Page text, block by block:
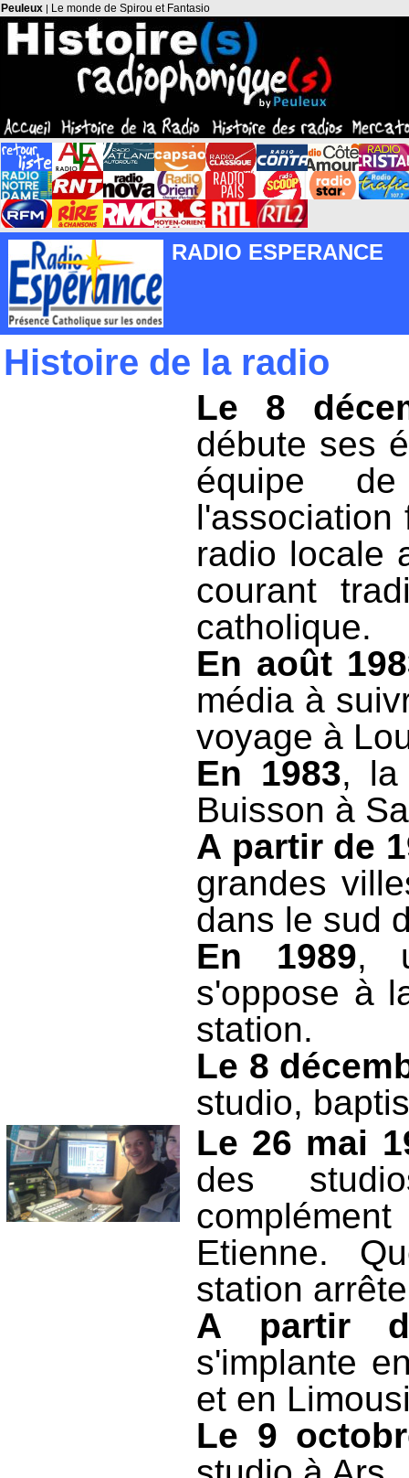
Peuleux | Le monde de Spirou et Fantasio
RADIO ESPERANCE
Histoire de la radio
Le 8
débute ses
équipe
l'association
radio locale
courant
catholique.
En août
média à
voyage à
En 1983, la
Buisson à
A partir de
grandes
dans le sud
En 1989,
s'oppose à
station.
Le 8
studio,
Le 26 mai
des
Etienne.
station
A partir
s'implante
et en
Le 9